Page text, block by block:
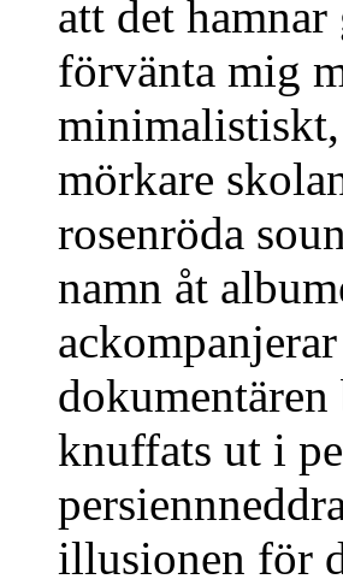
att det
förvänta mig
minimalistiskt,
mörkare
rosenröda
namn åt
knuffats ut i
illusionen för